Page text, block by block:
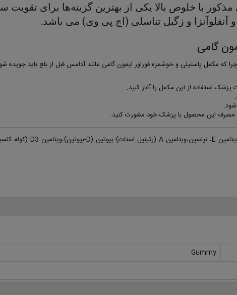
با خلوص بالا یکی از بهترین گزینه‌ها برای
و زگیل تناسلی (اچ پی وی) می باشد.
گامی
که مکمل پاستیلی و خوشمزه فوراور ایمون گامی مانند آدامس قبل از بلع باید جویده
استفاده از این مکمل را آغاز کنید.
مصرف این محصول با پزشک خود مشورت کنید.
Gummy